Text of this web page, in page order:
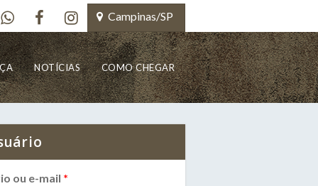
Campinas/SP
NOTÍCIAS COMO CHEGAR
ou e-mail *